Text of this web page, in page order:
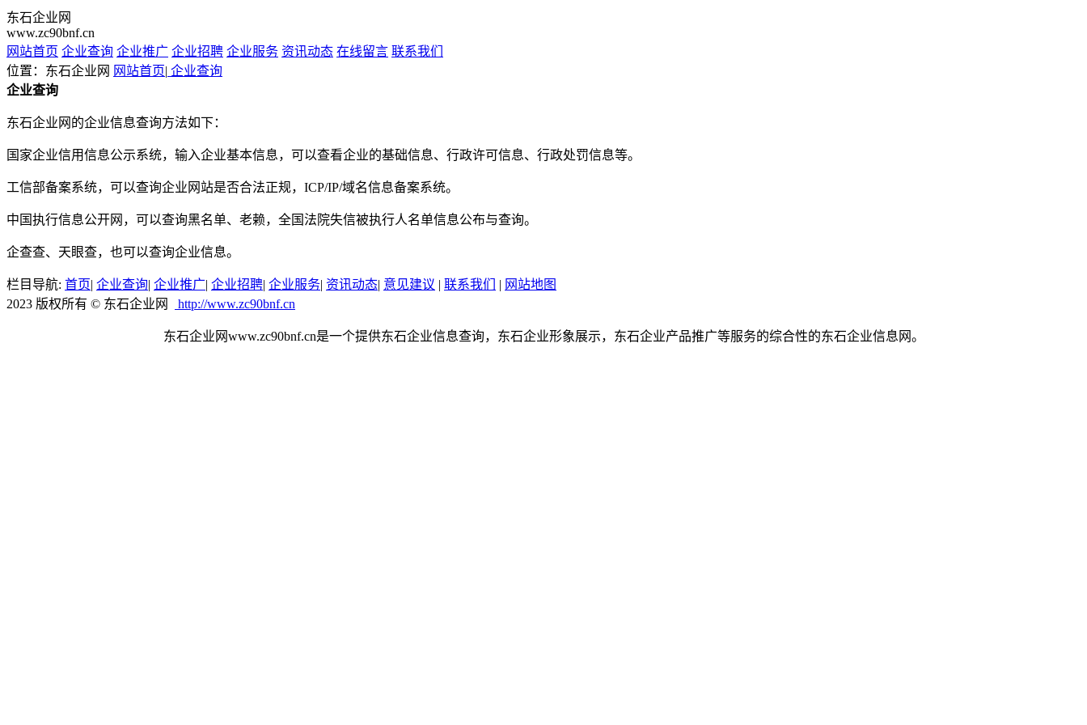
东石企业网
www.zc90bnf.cn
网站首页 企业查询 企业推广 企业招聘 企业服务 资讯动态 在线留言 联系我们
位置：东石企业网 网站首页| 企业查询
企业查询
东石企业网的企业信息查询方法如下：
国家企业信用信息公示系统，输入企业基本信息，可以查看企业的基础信息、行政许可信息、行政处罚信息等。
工信部备案系统，可以查询企业网站是否合法正规，ICP/IP/域名信息备案系统。
中国执行信息公开网，可以查询黑名单、老赖，全国法院失信被执行人名单信息公布与查询。
企查查、天眼查，也可以查询企业信息。
栏目导航: 首页| 企业查询| 企业推广| 企业招聘| 企业服务| 资讯动态| 意见建议 | 联系我们 | 网站地图
2023 版权所有 © 东石企业网
http://www.zc90bnf.cn
东石企业网www.zc90bnf.cn是一个提供东石企业信息查询，东石企业形象展示，东石企业产品推广等服务的综合性的东石企业信息网。